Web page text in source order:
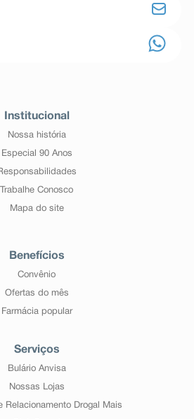
Institucional
Nossa história
Especial 90 Anos
Trabalhe Conosco
Mapa do site
Benefícios
Convênio
Ofertas do mês
Farmácia popular
Serviços
Bulário Anvisa
Nossas Lojas
Relacionamento Drogal Mais